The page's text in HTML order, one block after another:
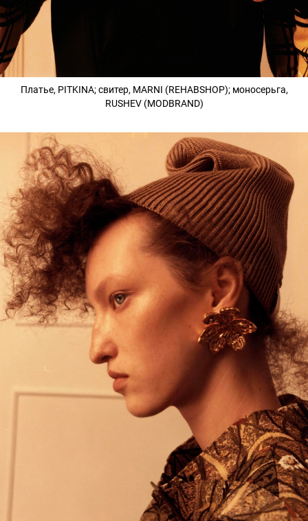
Платье, PITKINA; свитер, MARNI (REHABSHOP); моносерьга,
RUSHEV (MODBRAND)